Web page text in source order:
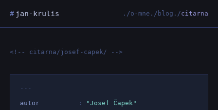
# jan-krulis ./o-mne ./ blog ./citarna
<!-- citarna/josef-capek/ -->
---
autor
:
"Josef Čapek"